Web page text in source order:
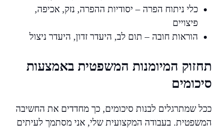
כלי ניתוח הפרה – יסודיות ההפרה, נזק, אכיפה,
פיצויים
הוראות חובה – תום לב, היעדר זדון, היעדר ניצול
תחזוק המיומנות המשפטית באמצעות
סיכומים
ככל שמתרגלים לבנות סיכומים, כך מחדדים את החשיבה
המשפטית. בעבודה המקצועית שלי, אני מסתמך לעיתים